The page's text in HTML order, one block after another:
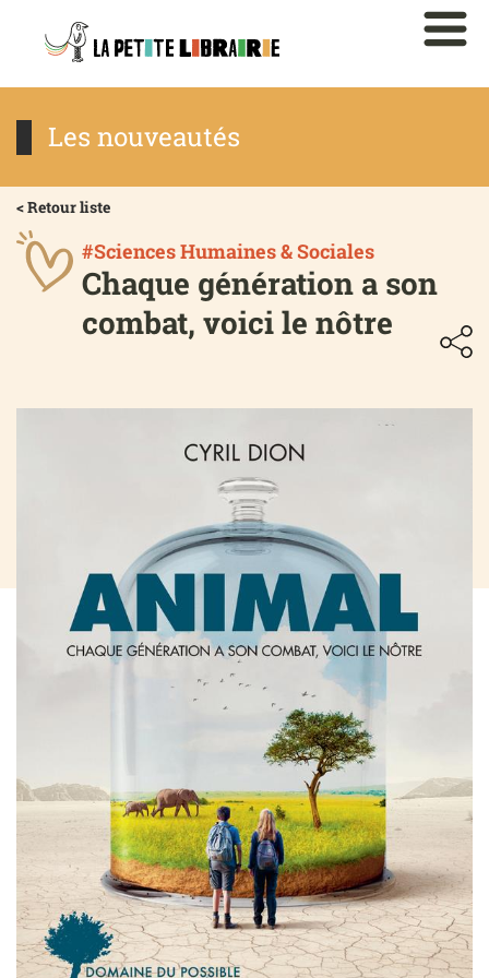
Les nouveautés
< Retour liste
#Sciences Humaines & Sociales
Chaque génération a son
combat, voici le nôtre